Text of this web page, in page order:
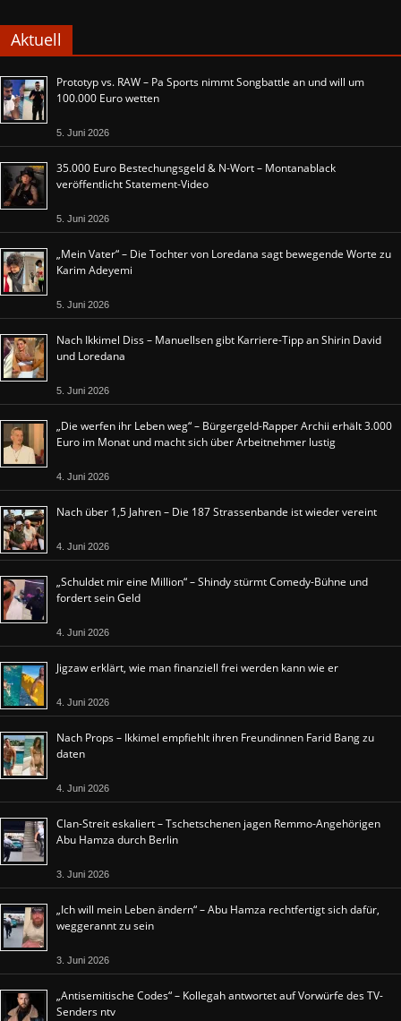
Aktuell
Prototyp vs. RAW – Pa Sports nimmt Songbattle an und will um
100.000 Euro wetten
5. Juni 2026
35.000 Euro Bestechungsgeld & N-Wort – Montanablack
veröffentlicht Statement-Video
5. Juni 2026
„Mein Vater“ – Die Tochter von Loredana sagt bewegende Worte zu
Karim Adeyemi
5. Juni 2026
Nach Ikkimel Diss – Manuellsen gibt Karriere-Tipp an Shirin David
und Loredana
5. Juni 2026
„Die werfen ihr Leben weg“ – Bürgergeld-Rapper Archii erhält 3.000
Euro im Monat und macht sich über Arbeitnehmer lustig
4. Juni 2026
Nach über 1,5 Jahren – Die 187 Strassenbande ist wieder vereint
4. Juni 2026
„Schuldet mir eine Million“ – Shindy stürmt Comedy-Bühne und
fordert sein Geld
4. Juni 2026
Jigzaw erklärt, wie man finanziell frei werden kann wie er
4. Juni 2026
Nach Props – Ikkimel empfiehlt ihren Freundinnen Farid Bang zu
daten
4. Juni 2026
Clan-Streit eskaliert – Tschetschenen jagen Remmo-Angehörigen
Abu Hamza durch Berlin
3. Juni 2026
„Ich will mein Leben ändern“ – Abu Hamza rechtfertigt sich dafür,
weggerannt zu sein
3. Juni 2026
„Antisemitische Codes“ – Kollegah antwortet auf Vorwürfe des TV-
Senders ntv